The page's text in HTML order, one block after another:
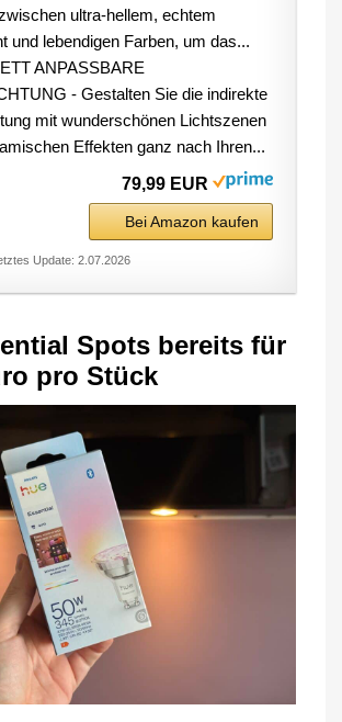
ultra-hellem, echtem
und lebendigen Farben, um das...
ANPASSBARE
- Gestalten Sie die indirekte
mit wunderschönen Lichtszenen
Effekten ganz nach Ihren...
79,99 EUR
Bei Amazon kaufen
Update: 2.07.2026
Spots bereits für
pro Stück